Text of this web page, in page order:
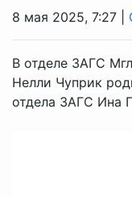
8 мая 2025, 7:27 |
В отделе ЗАГС
Нелли Чуприк
отдела ЗАГС Ина